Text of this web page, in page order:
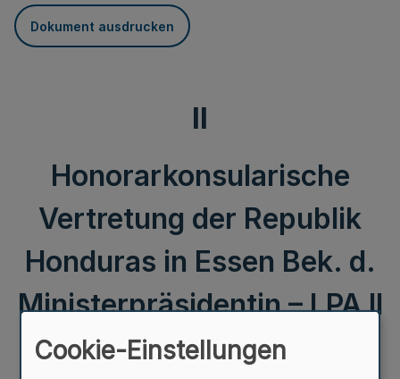
Dokument ausdrucken
II
Honorarkonsularische
Vertretung der Republik
Honduras in Essen Bek. d.
Ministerpräsidentin – LPA II
1 – 419 – 2 v. 11.2.2014
Cookie-Einstellungen